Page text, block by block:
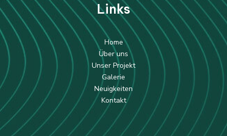
Links
Home
Über uns
Unser Projekt
Galerie
Neuigkeiten
Kontakt